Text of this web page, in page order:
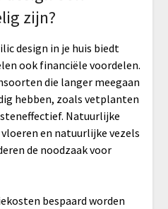
zijn?
design in je huis biedt
ook financiële voordelen.
die langer meegaan
hebben, zoals vetplanten
Natuurlijke
en natuurlijke vezels
de noodzaak voor
bespaard worden